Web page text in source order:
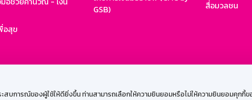
บการณ์ของผู้ใช้ให้ดียิ่งขึ้น ท่านสามารถเลือกให้ความยินยอมหรือไม่ให้ความยินยอมคุกกี้ข
อสุข
GSB)
สื่อมวลชน